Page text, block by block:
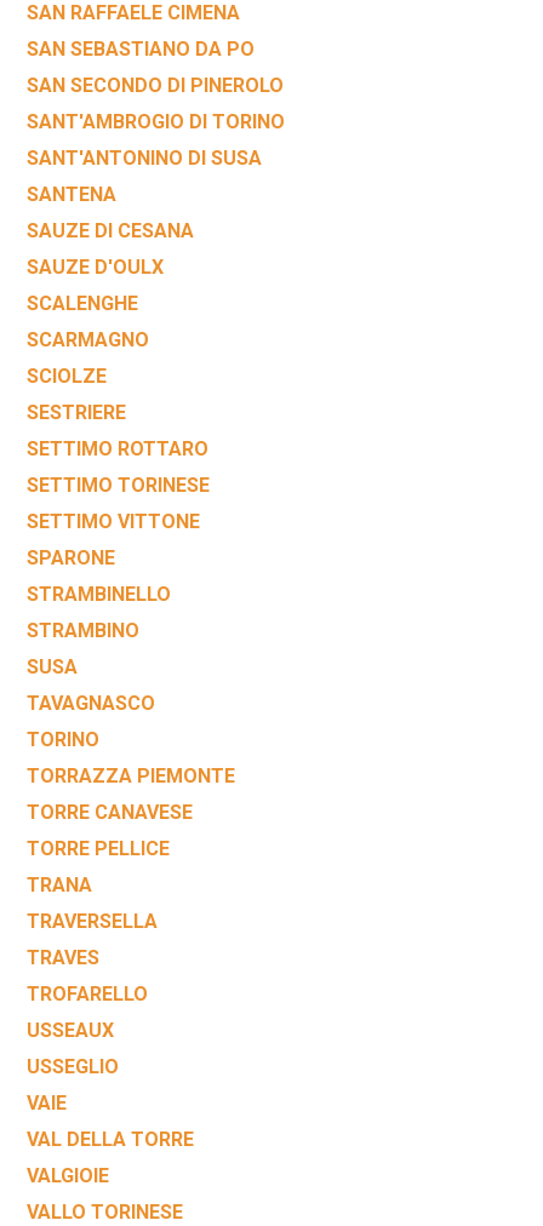
SAN RAFFAELE CIMENA
SAN SEBASTIANO DA PO
SAN SECONDO DI PINEROLO
SANT'AMBROGIO DI TORINO
SANT'ANTONINO DI SUSA
SANTENA
SAUZE DI CESANA
SAUZE D'OULX
SCALENGHE
SCARMAGNO
SCIOLZE
SESTRIERE
SETTIMO ROTTARO
SETTIMO TORINESE
SETTIMO VITTONE
SPARONE
STRAMBINELLO
STRAMBINO
SUSA
TAVAGNASCO
TORINO
TORRAZZA PIEMONTE
TORRE CANAVESE
TORRE PELLICE
TRANA
TRAVERSELLA
TRAVES
TROFARELLO
USSEAUX
USSEGLIO
VAIE
VAL DELLA TORRE
VALGIOIE
VALLO TORINESE